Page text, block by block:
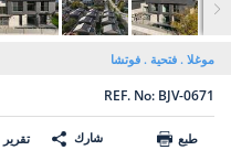
موغلا فتحية فوتشا
REF. No: BJV-0671
طبع شارك تقرير